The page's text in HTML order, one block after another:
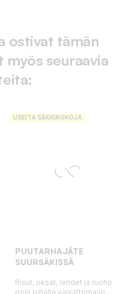
ostivat tämän
seuraavia
USEITA SÄKKIKOKOJA
PUUTARHAJÄTE
SUURSÄKISSÄ
Risut, oksat, lehdet ja ruoho
pois pihalta vaivattomasti....